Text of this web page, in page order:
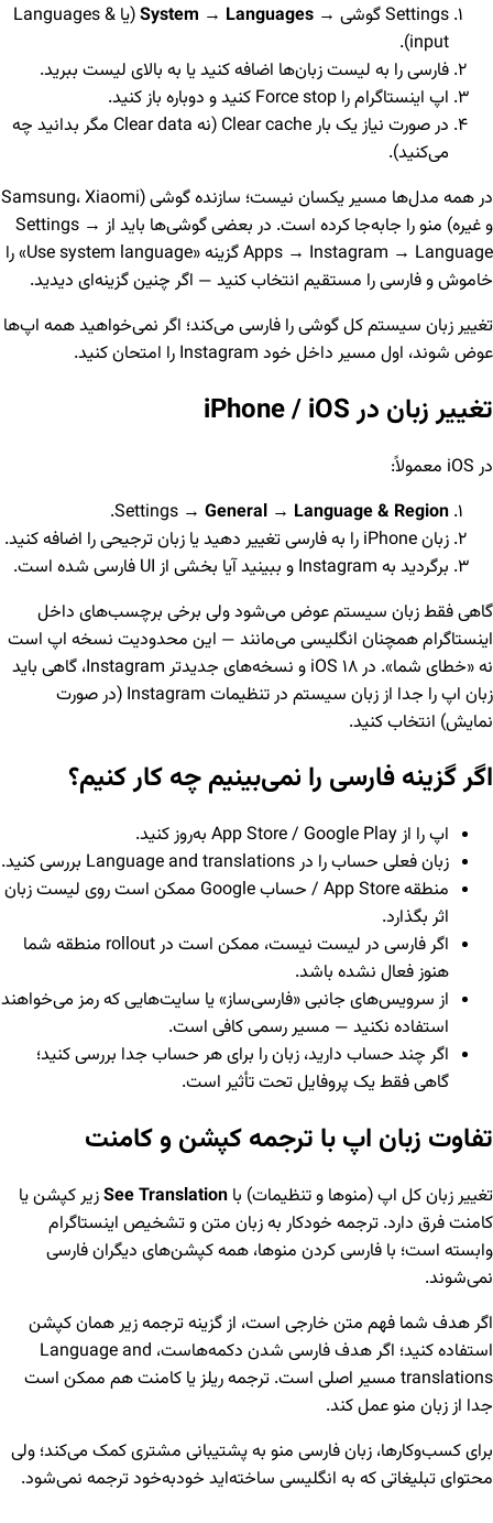
Settings گوشی →
System → Languages
(یا Languages &
input).
فارسی را به لیست زبان‌ها اضافه کنید یا به بالای لیست ببرید.
اپ اینستاگرام را Force stop کنید و دوباره باز کنید.
در صورت نیاز یک بار Clear cache (نه Clear data مگر بدانید چه
می‌کنید).
در همه مدل‌ها مسیر یکسان نیست؛ سازنده گوشی (Samsung، Xiaomi
و غیره) منو را جابه‌جا کرده است. در بعضی گوشی‌ها باید از Settings →
Apps → Instagram → Language گزینه «Use system language» را
خاموش و فارسی را مستقیم انتخاب کنید — اگر چنین گزینه‌ای دیدید.
تغییر زبان سیستم کل گوشی را فارسی می‌کند؛ اگر نمی‌خواهید همه اپ‌ها
عوض شوند، اول مسیر داخل خود Instagram را امتحان کنید.
تغییر زبان در iPhone / iOS
در iOS معمولاً:
Settings → General → Language & Region
.
زبان iPhone را به فارسی تغییر دهید یا زبان ترجیحی را اضافه کنید.
برگردید به Instagram و ببینید آیا بخشی از UI فارسی شده است.
گاهی فقط زبان سیستم عوض می‌شود ولی برخی برچسب‌های داخل
اینستاگرام همچنان انگلیسی می‌مانند — این محدودیت نسخه اپ است
نه «خطای شما». در iOS ۱۸ و نسخه‌های جدیدتر Instagram، گاهی باید
زبان اپ را جدا از زبان سیستم در تنظیمات Instagram (در صورت
نمایش) انتخاب کنید.
اگر گزینه فارسی را نمی‌بینیم چه کار کنیم؟
اپ را از App Store / Google Play به‌روز کنید.
زبان فعلی حساب را در Language and translations بررسی کنید.
منطقه App Store / حساب Google ممکن است روی لیست زبان
اثر بگذارد.
اگر فارسی در لیست نیست، ممکن است در rollout منطقه شما
هنوز فعال نشده باشد.
از سرویس‌های جانبی «فارسی‌ساز» یا سایت‌هایی که رمز می‌خواهند
استفاده نکنید — مسیر رسمی کافی است.
اگر چند حساب دارید، زبان را برای هر حساب جدا بررسی کنید؛
گاهی فقط یک پروفایل تحت تأثیر است.
تفاوت زبان اپ با ترجمه کپشن و کامنت
تغییر زبان کل اپ (منوها و تنظیمات) با See Translationزیر کپشن یا
کامنت فرق دارد. ترجمه خودکار به زبان متن و تشخیص اینستاگرام
وابسته است؛ با فارسی کردن منوها، همه کپشن‌های دیگران فارسی
نمی‌شوند.
اگر هدف شما فهم متن خارجی است، از گزینه ترجمه زیر همان کپشن
استفاده کنید؛ اگر هدف فارسی شدن دکمه‌هاست، Language and
translations مسیر اصلی است. ترجمه ریلز یا کامنت هم ممکن است
جدا از زبان منو عمل کند.
برای کسب‌وکارها، زبان فارسی منو به پشتیبانی مشتری کمک می‌کند؛ ولی
محتوای تبلیغاتی که به انگلیسی ساخته‌اید خودبه‌خود ترجمه نمی‌شود.